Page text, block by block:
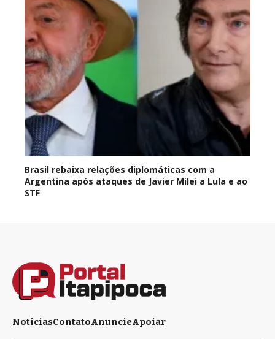
Brasil rebaixa relações diplomáticas com a
Argentina após ataques de Javier Milei a Lula e ao
STF
NotíciasContatoAnuncieApoiar